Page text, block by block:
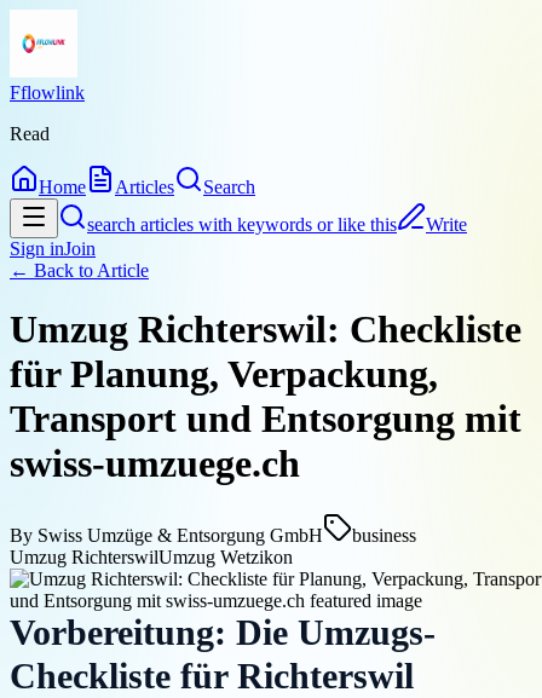
Fflowlink
Read
Home Articles
Search
search articles with keywords or like this
Write
Sign inJoin
← Back to Article
Umzug Richterswil: Checkliste
für Planung, Verpackung,
Transport und Entsorgung mit
swiss-umzuege.ch
By Swiss Umzüge & Entsorgung GmbH
business
Umzug RichterswilUmzug Wetzikon
Vorbereitung: Die Umzugs-
Checkliste für Richterswil